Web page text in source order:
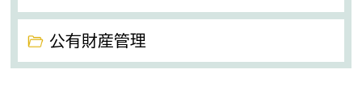
公有財産管理